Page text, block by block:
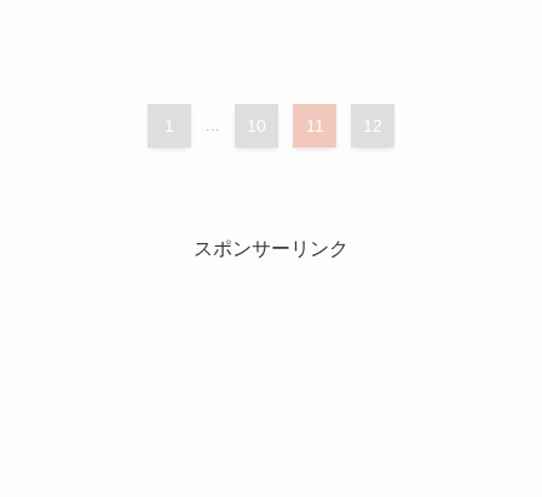
1 ... 10 11 12
スポンサーリンク